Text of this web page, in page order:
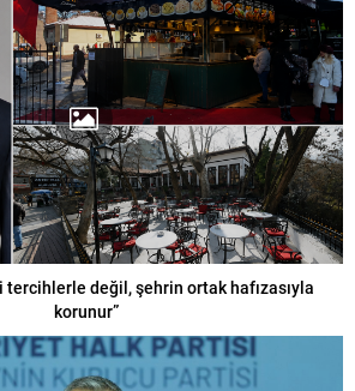
tercihlerle değil, şehrin ortak hafızasıyla
korunur”